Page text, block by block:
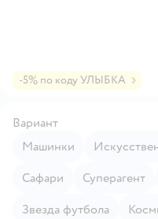
-5% по коду УЛЫБКА
Вариант
Машинки
Сафари
Суперагент
Звезда футбола